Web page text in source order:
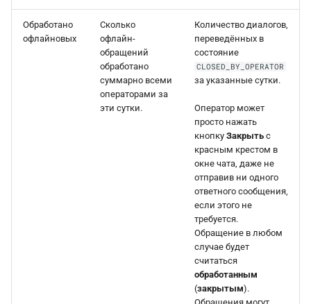
Обработано
офлайновых
Сколько
офлайн-
обращений
обработано
суммарно всеми
операторами за
эти сутки.
Количество диалогов,
переведённых в
состояние
CLOSED_BY_OPERATOR
за указанные сутки.
Оператор может
просто нажать
кнопку Закрыть с
красным крестом в
окне чата, даже не
отправив ни одного
ответного сообщения,
если этого не
требуется.
Обращение в любом
случае будет
считаться
обработанным
(закрытым).